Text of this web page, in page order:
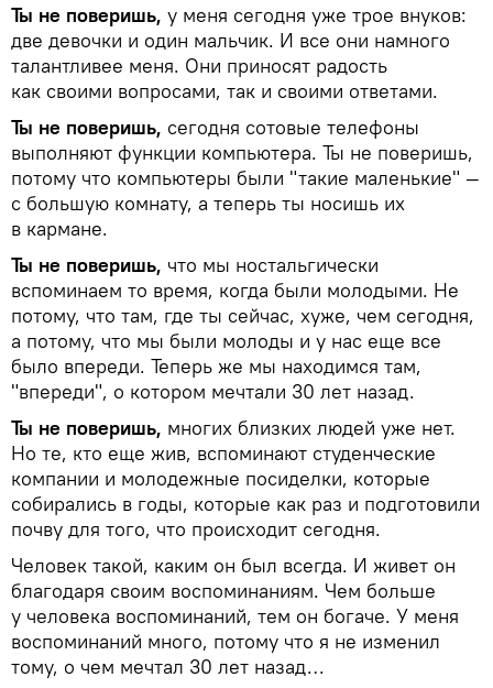
Ты не поверишь, у меня сегодня уже трое внуков:
две девочки и один мальчик. И все они намного
талантливее меня. Они приносят радость
как своими вопросами, так и своими ответами.
Ты не поверишь, сегодня сотовые телефоны
выполняют функции компьютера. Ты не поверишь,
потому что компьютеры были "такие маленькие" —
с большую комнату, а теперь ты носишь их
в кармане.
Ты не поверишь, что мы ностальгически
вспоминаем то время, когда были молодыми. Не
потому, что там, где ты сейчас, хуже, чем сегодня,
а потому, что мы были молоды и у нас еще все
было впереди. Теперь же мы находимся там,
"впереди", о котором мечтали 30 лет назад.
Ты не поверишь, многих близких людей уже нет.
Но те, кто еще жив, вспоминают студенческие
компании и молодежные посиделки, которые
собирались в годы, которые как раз и подготовили
почву для того, что происходит сегодня.
Человек такой, каким он был всегда. И живет он
благодаря своим воспоминаниям. Чем больше
у человека воспоминаний, тем он богаче. У меня
воспоминаний много, потому что я не изменил
тому, о чем мечтал 30 лет назад…